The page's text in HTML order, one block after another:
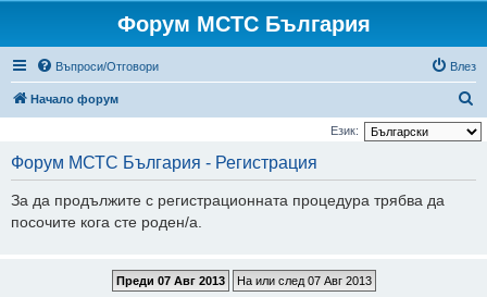
Форум МСТС България
Въпроси/Отговори Влез
Начало форум
ъ
Език:
Форум МСТС България - Регистрация
За да продължите с регистрационната процедура трябва да
посочите кога сте роден/а.